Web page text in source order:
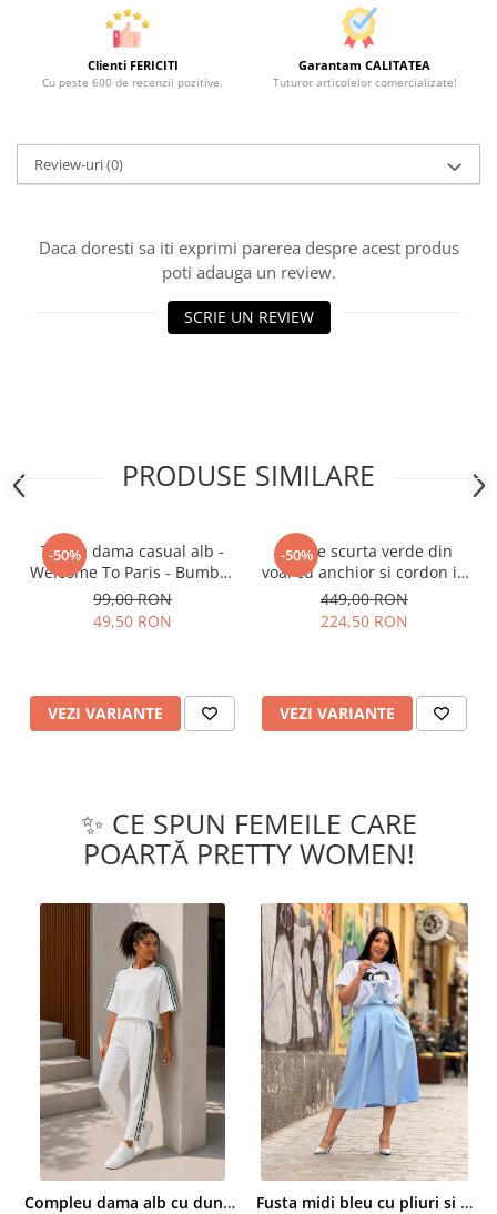
Clienti FERICITI
Cu peste 600 de recenzii pozitive.
Garantam CALITATEA
Tuturor articolelor comercializate!
Review-uri(0)
Daca doresti sa iti exprimi parerea despre acest produs
poti adauga un review.
SCRIE UN REVIEW
PRODUSE SIMILARE
-50%
Tricou dama casual alb -
Welcome To Paris - Bumbac
Organic
99,00 RON
49,50 RON
VEZI VARIANTE
-50%
Rochie scurta verde din
voal cu anchior si cordon in
talie
449,00 RON
224,50 RON
VEZI VARIANTE
✨ CE SPUN FEMEILE CARE
POARTĂ PRETTY WOMEN!
Compleu dama alb cu dungi laterale in nuante de verde si negru Fusta midi bleu cu pliuri si buzunare